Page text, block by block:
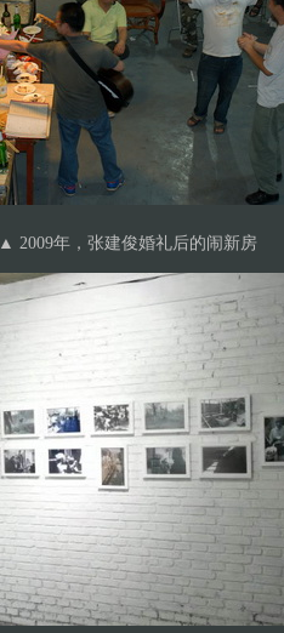
▲ 2009年，张建俊婚礼后的闹新房